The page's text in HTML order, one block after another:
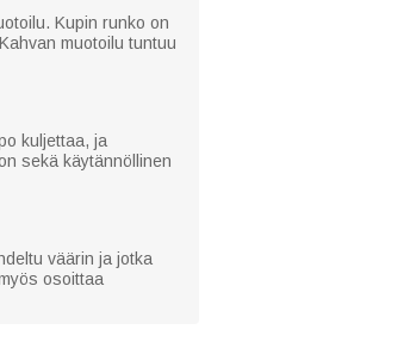
Kupin runko on
muotoilu tuntuu
kuljettaa, ja
sekä käytännöllinen
väärin ja jotka
osoittaa